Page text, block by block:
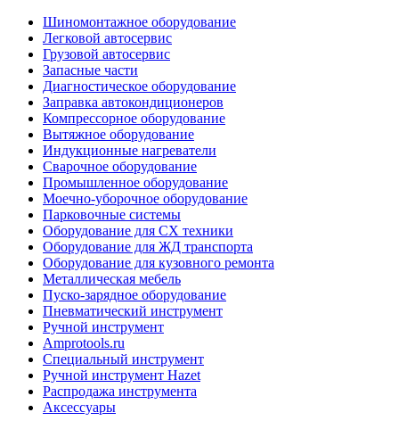
Шиномонтажное оборудование
Легковой автосервис
Грузовой автосервис
Запасные части
Диагностическое оборудование
Заправка автокондиционеров
Компрессорное оборудование
Вытяжное оборудование
Индукционные нагреватели
Сварочное оборудование
Промышленное оборудование
Моечно-уборочное оборудование
Парковочные системы
Оборудование для СХ техники
Оборудование для ЖД транспорта
Оборудование для кузовного ремонта
Металлическая мебель
Пуско-зарядное оборудование
Пневматический инструмент
Ручной инструмент
Amprotools.ru
Специальный инструмент
Ручной инструмент Hazet
Распродажа инструмента
Аксессуары